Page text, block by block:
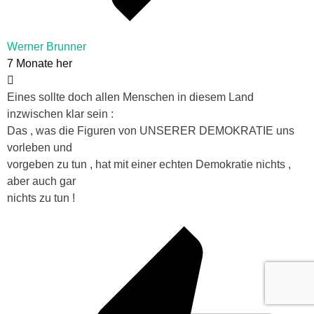
Werner Brunner
7 Monate her
Eines sollte doch allen Menschen in diesem Land
inzwischen klar sein :
Das , was die Figuren von UNSERER DEMOKRATIE uns
vorleben und
vorgeben zu tun , hat mit einer echten Demokratie nichts ,
aber auch gar
nichts zu tun !